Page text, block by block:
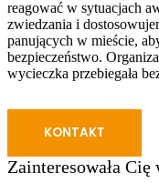
reagować w sytuacjach
zwiedzania i
panujących w mieście,
bezpieczeństwo.
wycieczka przebiegała
KONTAKT
Zainteresowała Cię